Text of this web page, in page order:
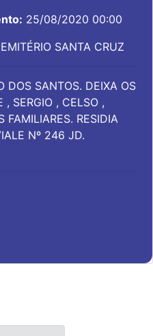
25/08/2020 00:00
SANTA CRUZ
DOS SANTOS. DEIXA OS
, SERGIO , CELSO ,
FAMILIARES. RESIDIA
Nº 246 JD.